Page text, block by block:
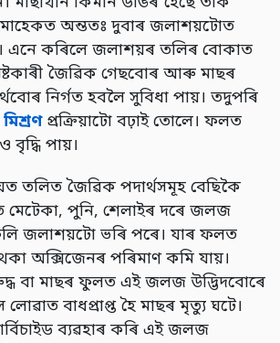
অন্ততঃ দুবাৰ জলাশয়টোত
এনে কৰিলে জলাশয়ৰ তলিৰ বোকাত
জৈৱিক গেছবোৰ আৰু মাছৰ
নিৰ্গত হবলৈ সুবিধা পায়। তদুপৰি
প্ৰক্ৰিয়াটো বঢ়াই তোলে। ফলত
বৃদ্ধি পায়।
তলিত জৈৱিক পদাৰ্থসমূহ বেছিকৈ
পুনি, শেলাইৰ দৰে জলজ
জলাশয়টো ভৰি পৰে। যাৰ ফলত
অক্সিজেনৰ পৰিমাণ কমি যায়।
বা মাছৰ ফুলত এই জলজ উদ্ভিদবোৰে
লোৱাত বাধপ্ৰাপ্ত হৈ মাছৰ মৃত্যু ঘটে।
ব্যৱহাৰ কৰি এই জলজ